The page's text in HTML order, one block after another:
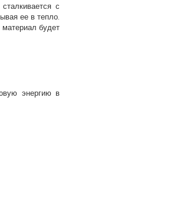
с
ее в тепло.
будет
энергию в